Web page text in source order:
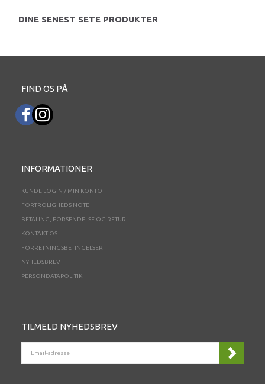
DINE SENEST SETE PRODUKTER
FIND OS PÅ
INFORMATIONER
KUNDE LOGIN / MIN KONTO
FORTROLIGHEDS NOTE
BETALING, FORSENDELSE OG RETUR
KONTAKT OS
FORRETNINGSBETINGELSER
NYHEDSBREV
PERSONDATAPOLITIK
TILMELD NYHEDSBREV
ADRESSE